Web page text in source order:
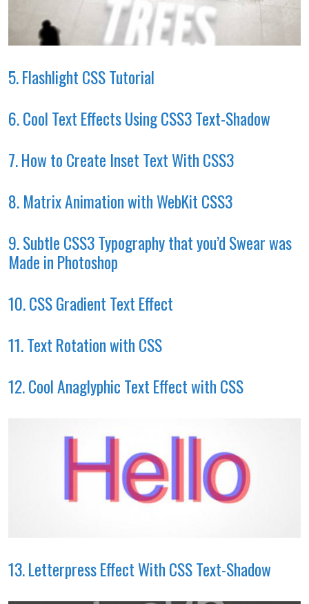
5. Flashlight CSS Tutorial
6. Cool Text Effects Using CSS3 Text-Shadow
7. How to Create Inset Text With CSS3
8. Matrix Animation with WebKit CSS3
9. Subtle CSS3 Typography that you’d Swear was
Made in Photoshop
10. CSS Gradient Text Effect
11. Text Rotation with CSS
12. Cool Anaglyphic Text Effect with CSS
13. Letterpress Effect With CSS Text-Shadow